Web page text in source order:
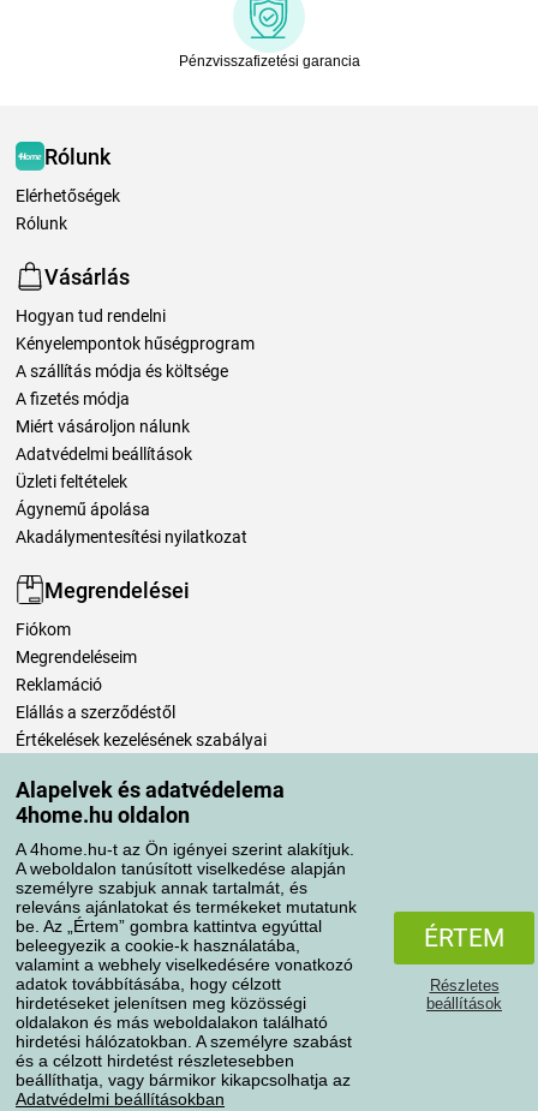
Alapelvek és adatvédelema
4home.hu oldalon
A 4home.hu-t az Ön igényei szerint alakítjuk.
A weboldalon tanúsított viselkedése alapján
személyre szabjuk annak tartalmát, és
releváns ajánlatokat és termékeket mutatunk
be. Az „Értem” gombra kattintva egyúttal
beleegyezik a cookie-k használatába,
valamint a webhely viselkedésére vonatkozó
adatok továbbításába, hogy célzott
hirdetéseket jelenítsen meg közösségi
oldalakon és más weboldalakon található
hirdetési hálózatokban. A személyre szabást
és a célzott hirdetést részletesebben
beállíthatja, vagy bármikor kikapcsolhatja az
Adatvédelmi beállításokban
ÉRTEM
Részletes
beállítások
Pénzvisszafizetési garancia
Rólunk
Elérhetőségek
Rólunk
Vásárlás
Hogyan tud rendelni
Kényelempontok hűségprogram
A szállítás módja és költsége
A fizetés módja
Miért vásároljon nálunk
Adatvédelmi beállítások
Üzleti feltételek
Ágynemű ápolása
Akadálymentesítési nyilatkozat
Megrendelései
Fiókom
Megrendeléseim
Reklamáció
Elállás a szerződéstől
Értékelések kezelésének szabályai
Szállítási módok
Fizetési módok
AdatvédelemSüti szabályzat